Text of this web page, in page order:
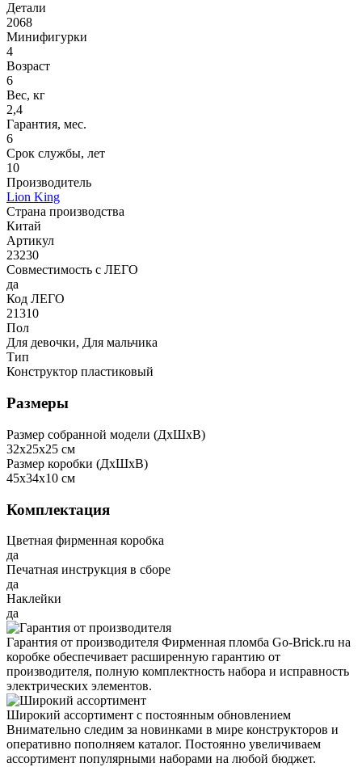
Детали
2068
Минифигурки
4
Возраст
6
Вес, кг
2,4
Гарантия, мес.
6
Срок службы, лет
10
Производитель
Lion King
Страна производства
Китай
Артикул
23230
Совместимость с ЛЕГО
да
Код ЛЕГО
21310
Пол
Для девочки, Для мальчика
Тип
Конструктор пластиковый
Размеры
Размер собранной модели (ДxШxВ)
32x25x25 см
Размер коробки (ДxШxВ)
45x34x10 см
Комплектация
Цветная фирменная коробка
да
Печатная инструкция в сборе
да
Наклейки
да
Гарантия от производителя Фирменная пломба Go-Brick.ru на
коробке обеспечивает расширенную гарантию от
производителя, полную комплектность набора и исправность
электрических элементов.
Широкий ассортимент с постоянным обновлением
Внимательно следим за новинками в мире конструкторов и
оперативно пополняем каталог. Постоянно увеличиваем
ассортимент популярными наборами на любой бюджет.